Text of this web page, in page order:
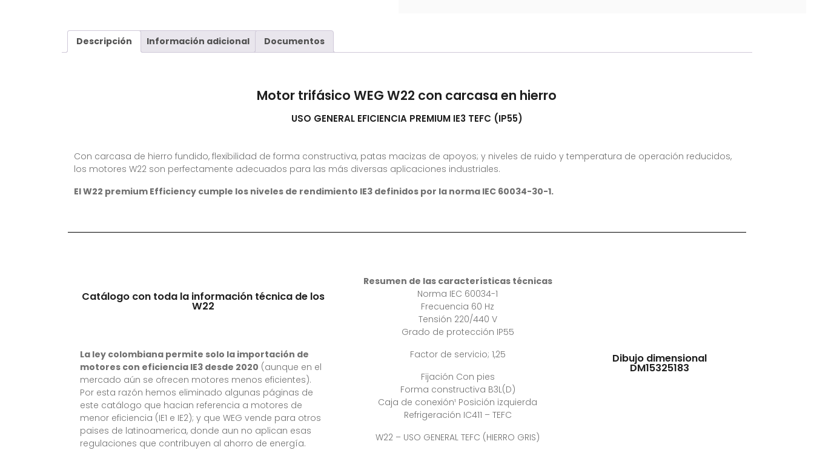
Descripción Información adicional Documentos
Motor trifásico WEG W22 con carcasa en hierro
USO GENERAL EFICIENCIA PREMIUM IE3 TEFC (IP55)
Con carcasa de hierro fundido, flexibilidad de forma constructiva, patas macizas de apoyos; y niveles de ruido y temperatura de operación reducidos,
los motores W22 son perfectamente adecuados para las más diversas aplicaciones industriales.
El W22 premium Efficiency cumple los niveles de rendimiento IE3 definidos por la norma IEC 60034-30-1.
Catálogo con toda la información técnica de los
W22
La ley colombiana permite solo la importación de
motores con eficiencia IE3 desde 2020 (aunque en el
mercado aún se ofrecen motores menos eficientes).
Por esta razón hemos eliminado algunas páginas de
este catálogo que hacian referencia a motores de
menor eficiencia (IE1 e IE2); y que WEG vende para otros
paises de latinoamerica, donde aun no aplican esas
regulaciones que contribuyen al ahorro de energía.
Resumen de las características técnicas
Norma IEC 60034-1
Frecuencia 60 Hz
Tensión 220/440 V
Grado de protección IP55
Factor de servicio; 1,25
Fijación Con pies
Forma constructiva B3L(D)
Caja de conexión¹ Posición izquierda
Refrigeración IC411 – TEFC
W22 – USO GENERAL TEFC (HIERRO GRIS)
Dibujo dimensional
DM15325183